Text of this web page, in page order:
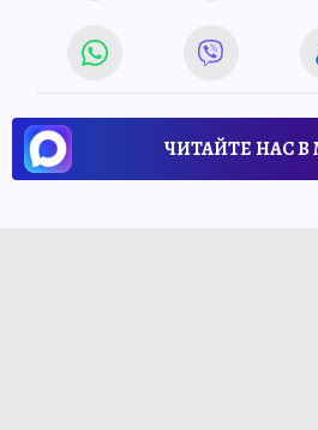
ЧИТАЙТЕ НАС В